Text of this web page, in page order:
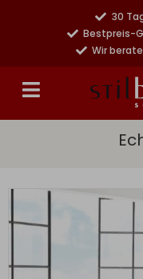
30
Bestpreis-
Wir